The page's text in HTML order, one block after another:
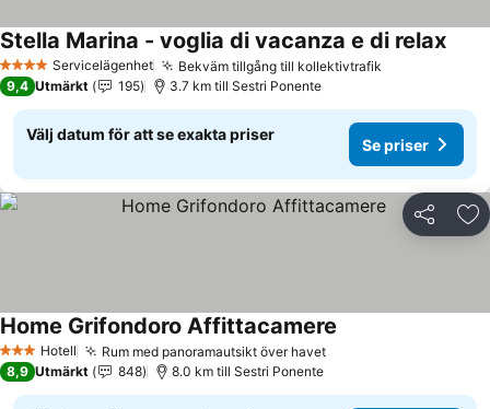
4 StjärnorServicelägenhet Bekväm tillgång till kollektivtrafik
Stella Marina - voglia di vacanza e di relax
9,4 Utmärkt 195 3.7 km till Sestri Ponente
Välj datum för att se exakta priser
Se priser
Dela
3 StjärnorHotell Rum med panoramautsikt över havet
Home Grifondoro Affittacamere
8,9 Utmärkt 848 8.0 km till Sestri Ponente